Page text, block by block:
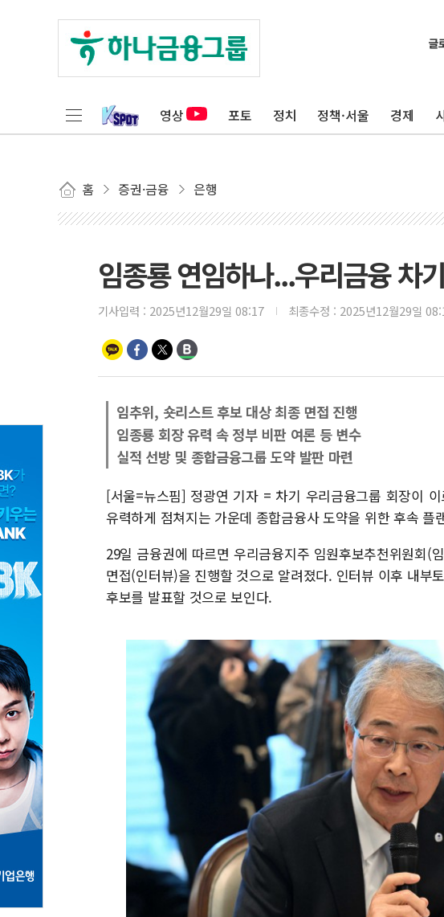
영상 포토 정치 정책·서울 경제
홈 증권·금융 은행
임종룡 연임하나...우리금융 차
기사입력 : 2025년12월29일 08:17 최종수정 : 2025년12월29일
임추위, 숏리스트 후보 대상 최종 면접 진행
임종룡 회장 유력 속 정부 비판 여론 등 변수
실적 선방 및 종합금융그룹 도약 발판 마련
[서울=뉴스핌] 정광연 기자 = 차기 우리금융그룹 회장이
유력하게 점쳐지는 가운데 종합금융사 도약을 위한 후속 플
29일 금융권에 따르면 우리금융지주 임원후보추천위원회(
면접(인터뷰)을 진행할 것으로 알려졌다. 인터뷰 이후 내부
후보를 발표할 것으로 보인다.